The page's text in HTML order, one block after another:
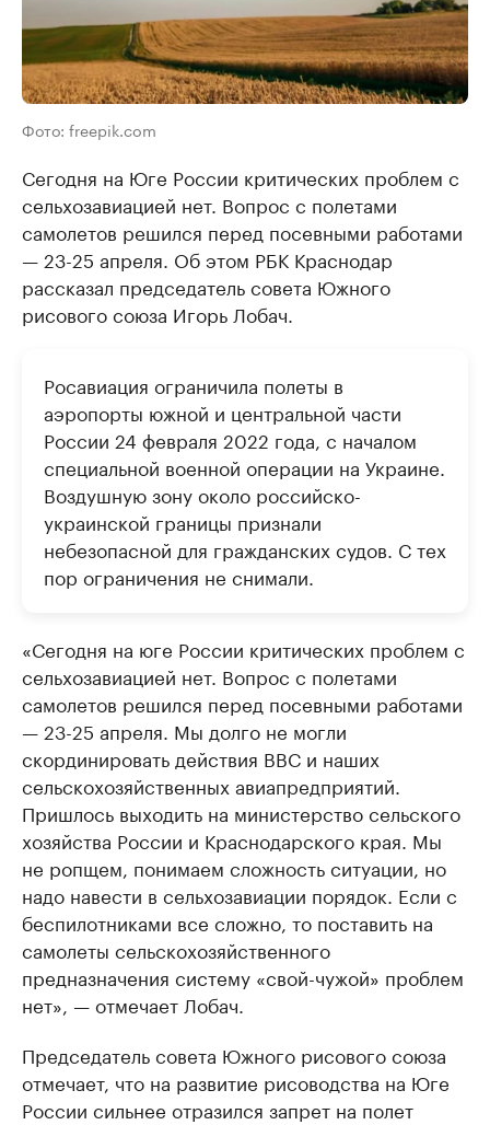
Фото: freepik.com
Сегодня на Юге России критических проблем с
сельхозавиацией нет. Вопрос с полетами
самолетов решился перед посевными работами
— 23-25 апреля. Об этом РБК Краснодар
рассказал председатель совета Южного
рисового союза Игорь Лобач.
Росавиация ограничила полеты в
аэропорты южной и центральной части
России 24 февраля 2022 года, с началом
специальной военной операции на Украине.
Воздушную зону около российско-
украинской границы признали
небезопасной для гражданских судов. С тех
пор ограничения не снимали.
«Сегодня на юге России критических проблем с
сельхозавиацией нет. Вопрос с полетами
самолетов решился перед посевными работами
— 23-25 апреля. Мы долго не могли
скординировать действия ВВС и наших
сельскохозяйственных авиапредприятий.
Пришлось выходить на министерство сельского
хозяйства России и Краснодарского края. Мы
не ропщем, понимаем сложность ситуации, но
надо навести в сельхозавиации порядок. Если с
беспилотниками все сложно, то поставить на
самолеты сельскохозяйственного
предназначения систему «свой-чужой» проблем
нет», — отмечает Лобач.
Председатель совета Южного рисового союза
отмечает, что на развитие рисоводства на Юге
России сильнее отразился запрет на полет